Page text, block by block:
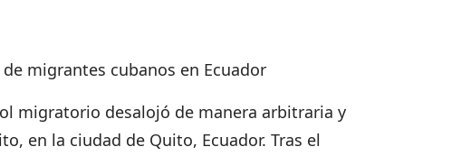
migrantes cubanos en Ecuador
migratorio desalojó de manera arbitraria y
en la ciudad de Quito, Ecuador. Tras el